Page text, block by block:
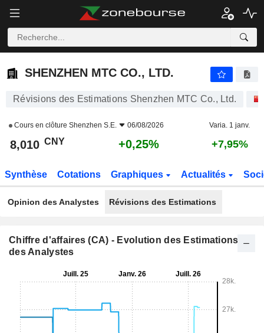
SHENZHEN MTC CO., LTD.
SHENZHEN MTC CO., LTD.
Révisions des Estimations Shenzhen MTC Co., Ltd.
Cours en clôture Shenzhen S.E. 06/08/2026 Varia. 1 janv.
8,010 CNY +0,25% +7,95%
Synthèse Cotations Graphiques Actualités
Opinion des Analystes Révisions des Estimations
Chiffre d'affaires (CA) - Evolution des Estimations
des Analystes